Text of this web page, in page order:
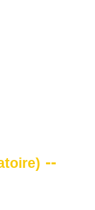
) --